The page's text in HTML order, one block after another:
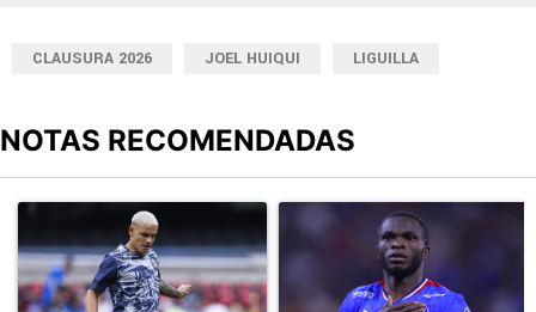
CLAUSURA 2026 JOEL HUIQUI LIGUILLA
NOTAS RECOMENDADAS
Un artículo de tendencia con el título "Revelan un detalle clave
Un artículo de tendencia con